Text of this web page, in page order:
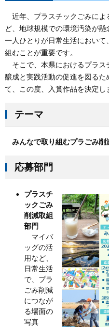
近年、プラスチックごみによ
ど、地球規模での環境汚染が懸
一人ひとりが日常生活におい
組むことが重要です。
そこで、本県におけるプラス
醸成と実践活動の促進を図る
て、この度、入賞作品を決定し
テーマ
みんなで取り組むプラごみ削
応募部門
プラスチ
ックごみ
削減取組
部門
マイバ
ッグの活
用など、
日常生活
で、プラ
ごみ削減
につなが
る場面の
写真